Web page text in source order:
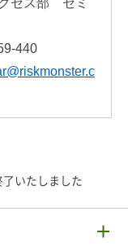
440
いたしました